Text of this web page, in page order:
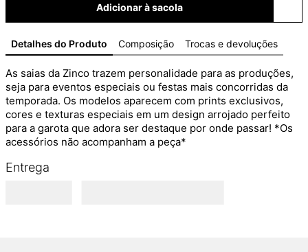
Adicionar à sacola
Detalhes do Produto Composição Trocas e devoluções
As saias da Zinco trazem personalidade para as produções,
seja para eventos especiais ou festas mais concorridas da
temporada. Os modelos aparecem com prints exclusivos,
cores e texturas especiais em um design arrojado perfeito
para a garota que adora ser destaque por onde passar! *Os
acessórios não acompanham a peça*
Entrega